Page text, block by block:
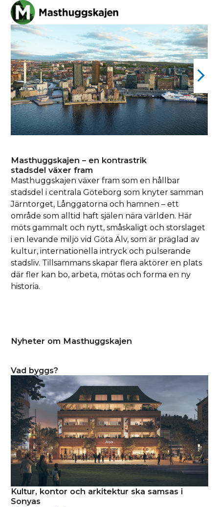
Skip
content
Open
mobile
menu
Close
mobile
menu
previous
slide
Masthuggskajen – en kontrastrik
stadsdel växer fram
Masthuggskajen växer fram som en hållbar
stadsdel i centrala Göteborg som knyter samman
Järntorget, Långgatorna och hamnen – ett
område som alltid haft själen nära världen. Här
möts gammalt och nytt, småskaligt och storslaget
i en levande miljö vid Göta Älv, som är präglad av
kultur, internationella intryck och pulserande
Nyheter om Masthuggskajen
Vad byggs?